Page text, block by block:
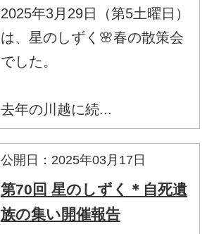
2025年3月29日（第5土曜日）
は、星のしずく🌸春の散策会
でした。
去年の川越に続...
公開日：2025年03月17日
第70回 星のしずく＊自死遺
族の集い開催報告